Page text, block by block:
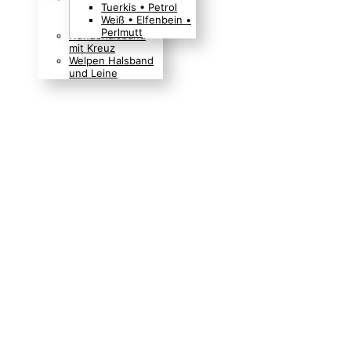
Boho Indianer
Hippie Look
Hundehalsband
mit Kreuz
Welpen Halsband
und Leine
Tuerkis • Petrol
Weiß • Elfenbein •
Perlmutt